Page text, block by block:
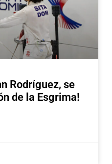
Rodríguez, se
de la Esgrima!